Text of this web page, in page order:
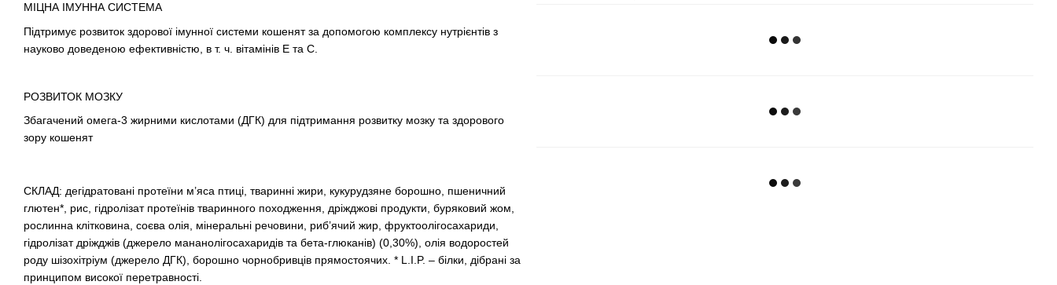
МІЦНА ІМУННА СИСТЕМА
Підтримує розвиток здорової імунної системи кошенят за допомогою комплексу нутрієнтів з
науково доведеною ефективністю, в т. ч. вітамінів Е та С.
РОЗВИТОК МОЗКУ
Збагачений омега-3 жирними кислотами (ДГК) для підтримання розвитку мозку та здорового
зору кошенят
СКЛАД: дегідратовані протеїни м’яса птиці, тваринні жири, кукурудзяне борошно, пшеничний
глютен*, рис, гідролізат протеїнів тваринного походження, дріжджові продукти, буряковий жом,
рослинна клітковина, соєва олія, мінеральні речовини, риб’ячий жир, фруктоолігосахариди,
гідролізат дріжджів (джерело мананолігосахаридів та бета-глюканів) (0,30%), олія водоростей
роду шізохітріум (джерело ДГК), борошно чорнобривців прямостоячих. * L.I.P. – білки, дібрані за
принципом високої перетравності.